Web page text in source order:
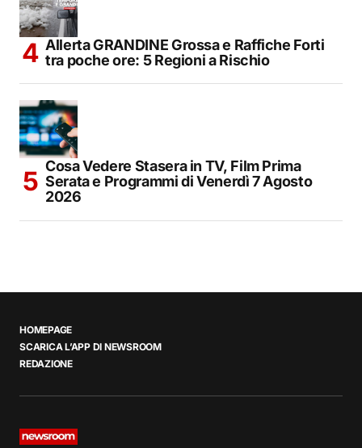
Allerta GRANDINE Grossa e Raffiche Forti
tra poche ore: 5 Regioni a Rischio
Cosa Vedere Stasera in TV, Film Prima
Serata e Programmi di Venerdì 7 Agosto
2026
HOMEPAGE
SCARICA L’APP DI NEWSROOM
REDAZIONE